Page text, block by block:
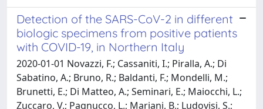
Detection of the SARS-CoV-2 in different
biologic specimens from positive patients
with COVID-19, in Northern Italy
2020-01-01 Novazzi, F.; Cassaniti, I.; Piralla, A.; Di
Sabatino, A.; Bruno, R.; Baldanti, F.; Mondelli, M.;
Brunetti, E.; Di Matteo, A.; Seminari, E.; Maiocchi, L.;
Zuccaro, V.; Pagnucco, L.; Mariani, B.; Ludovisi, S.;